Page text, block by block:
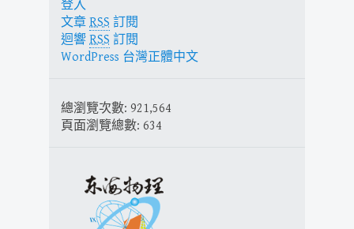
登入
文章 RSS 訂閱
迴響 RSS 訂閱
WordPress 台灣正體中文
總瀏覽次數: 921,564
頁面瀏覽總數: 634